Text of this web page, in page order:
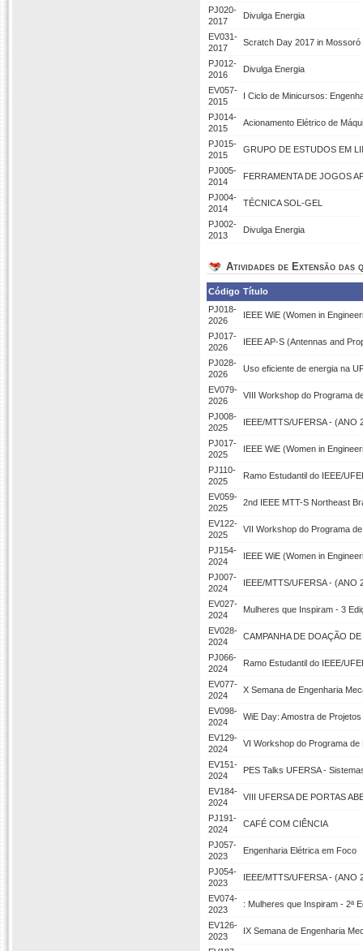
PJ020-
2017
Divulga Energia
EV031-
2017
Scratch Day 2017 in Mossoró
PJ012-
2016
Divulga Energia
EV057-
2015
I Ciclo de Minicursos:
PJ014-
2015
Acionamento Elétrico de
PJ015-
2015
GRUPO DE ESTUDOS EM
PJ005-
2014
FERRAMENTA DE JOGOS
PJ004-
2014
TÉCNICA SOL-GEL
PJ002-
2013
Divulga Energia
Atividades de Extensão das
Código Título
PJ018-
2026
IEEE WiE (Women in
PJ017-
2026
IEEE AP-S (Antennas and
PJ028-
2026
Uso eficiente de energia na
EV079-
2026
VIII Workshop do Programa
PJ008-
2025
IEEE/MTTS/UFERSA - (ANO
PJ017-
2025
IEEE WiE (Women in
PJ110-
2025
Ramo Estudantil do IEEE/
EV059-
2025
2nd IEEE MTT-S Northeast
EV122-
2025
VII Workshop do Programa
PJ154-
2024
IEEE WiE (Women in
PJ007-
2024
IEEE/MTTS/UFERSA - (ANO
EV027-
2024
Mulheres que Inspiram - 3
EV028-
2024
CAMPANHA DE DOAÇÃO
PJ066-
2024
Ramo Estudantil do IEEE/
EV077-
2024
X Semana de Engenharia
EV098-
2024
WiE Day: Amostra de
EV129-
2024
VI Workshop do Programa
EV151-
2024
PES Talks UFERSA -
EV184-
2024
VIII UFERSA DE PORTAS
PJ191-
2024
CAFÉ COM CIÊNCIA
PJ057-
2023
Engenharia Elétrica em Foco
PJ054-
2023
IEEE/MTTS/UFERSA - (ANO
EV074-
2023
: Mulheres que Inspiram - 2ª
EV126-
2023
IX Semana de Engenharia